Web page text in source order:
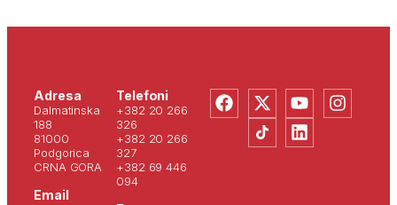
Adresa
Dalmatinska
188
81000
Podgorica
CRNA GORA
Email
Telefoni
+382 20 266
326
+382 20 266
327
+382 69 446
094